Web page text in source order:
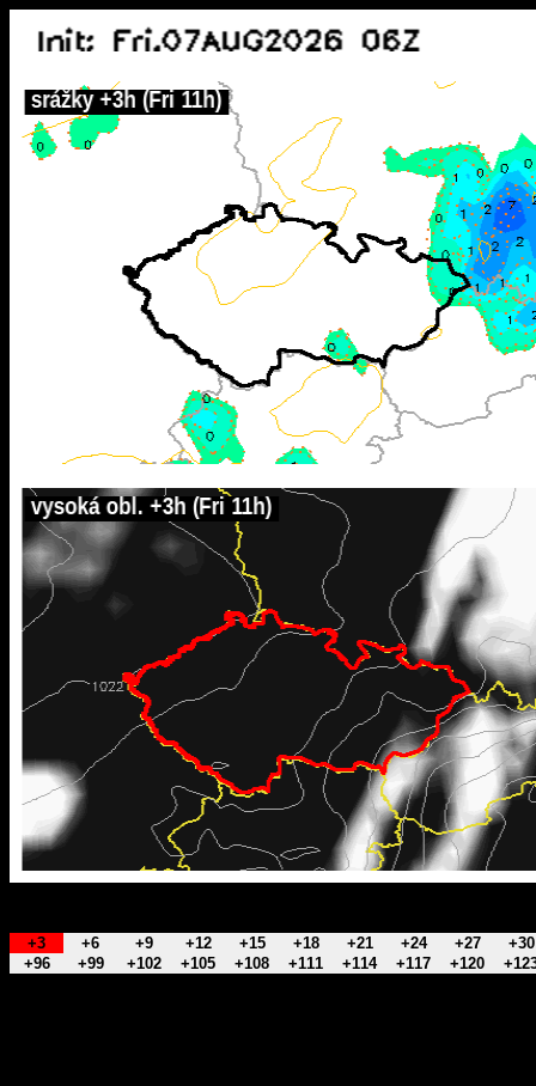
+3 +6 +9 +12 +15 +18 +21 +24 +27
+30
+96
+99 +102 +105 +108 +111 +114 +117 +120